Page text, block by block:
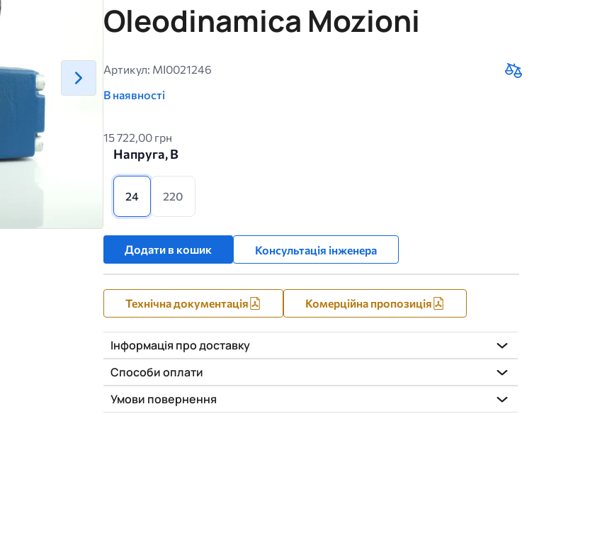
Oleodinamica Mozioni
Артикул: MI0021246
В наявності
15 722,00 грн
Напруга, В
24 220
Додати в кошик Консультація інженера
Технічна документація Комерційна пропозиція
Інформація про доставку
Способи оплати
Умови повернення